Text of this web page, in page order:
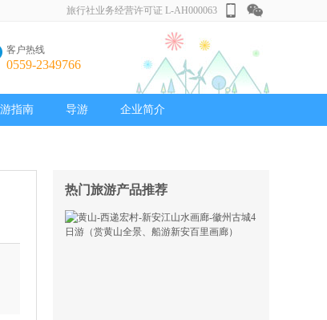
旅行社业务经营许可证 L-AH000063
客户热线
0559-2349766
指南 导游 企业简介
热门旅游产品推荐